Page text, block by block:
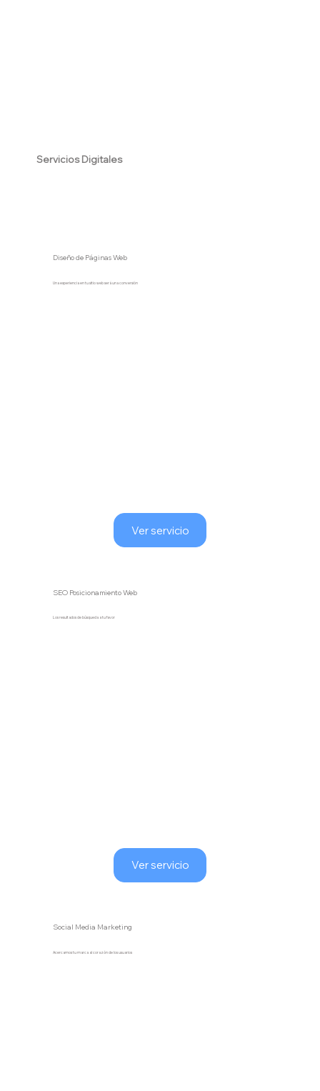
Servicios Digitales
Diseño de Páginas Web
Una experiencia en tu sitio web será una conversión
Ver servicio
SEO Posicionamiento Web
Los resultados de búsqueda a tu favor
Ver servicio
Social Media Marketing
Acercamos tu marca al corazón de los usuarios